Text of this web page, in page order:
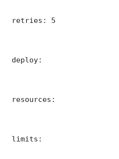
retries: 5
deploy:
resources:
limits: